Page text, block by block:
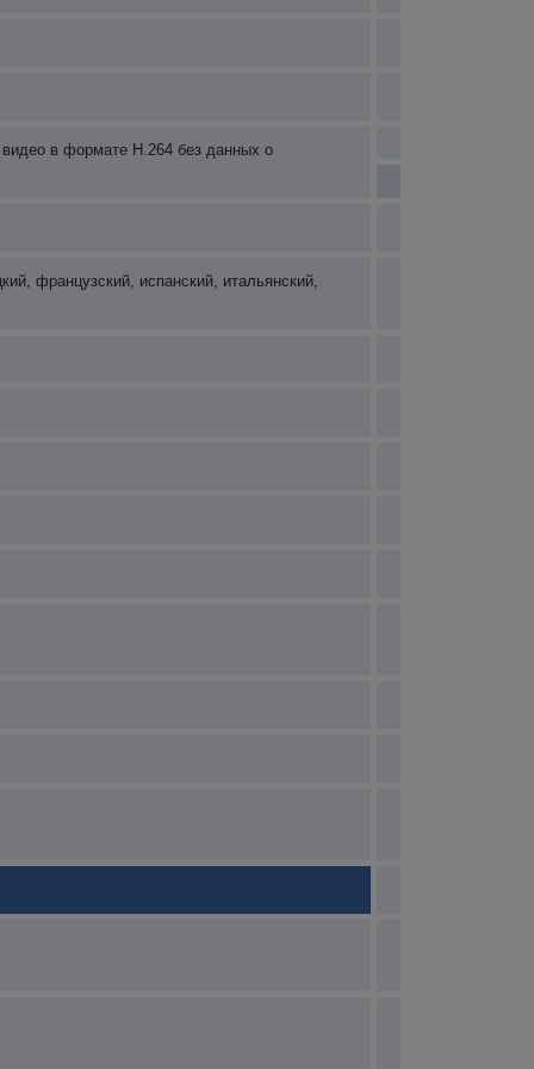
в формате H.264 без данных о
французский, испанский, итальянский,